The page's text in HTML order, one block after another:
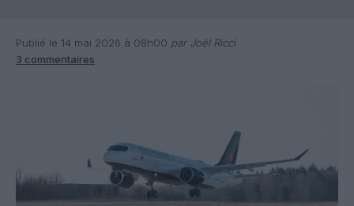
Publié le 14 mai 2026 à 08h00 par Joël Ricci
3 commentaires